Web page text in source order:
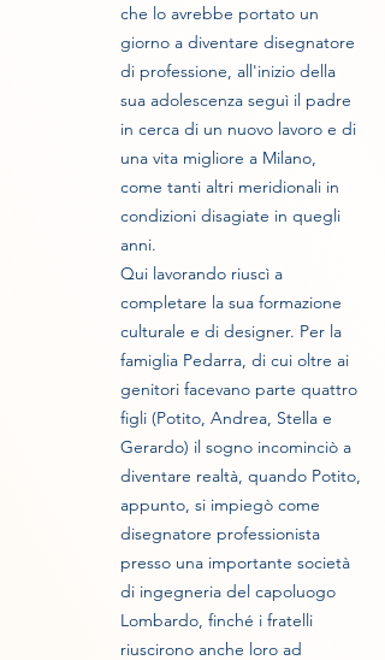
che lo avrebbe portato un
giorno a diventare disegnatore
di professione, all'inizio della
sua adolescenza seguì il padre
in cerca di un nuovo lavoro e di
una vita migliore a Milano,
come tanti altri meridionali in
condizioni disagiate in quegli
anni.
Qui lavorando riuscì a
completare la sua formazione
culturale e di designer. Per la
famiglia Pedarra, di cui oltre ai
genitori facevano parte quattro
figli (Potito, Andrea, Stella e
Gerardo) il sogno incominciò a
diventare realtà, quando Potito,
appunto, si impiegò come
disegnatore professionista
presso una importante società
di ingegneria del capoluogo
Lombardo, finché i fratelli
riuscirono anche loro ad